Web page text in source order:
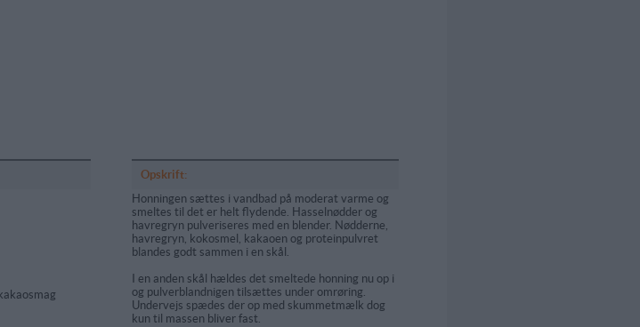
Opskrift:
Honningen sættes i vandbad på moderat varme og
smeltes til det er helt flydende. Hasselnødder og
havregryn pulveriseres med en blender. Nødderne,
havregryn, kokosmel, kakaoen og proteinpulvret
blandes godt sammen i en skål.
I en anden skål hældes det smeltede honning nu op i
og pulverblandnigen tilsættes under omrøring.
Undervejs spædes der op med skummetmælk dog
kun til massen bliver fast.